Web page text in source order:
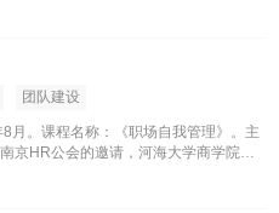
开发与设计》的培训。
团队建设
月。课程名称：《职场自我管理》。主
京HR公会的邀请，河海大学商学院
培训。